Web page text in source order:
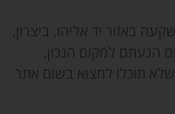
באזור יד אליהו, ביצרון,
הגעתם למקום הנכון.
שלא תוכלו למצוא בשום אתר